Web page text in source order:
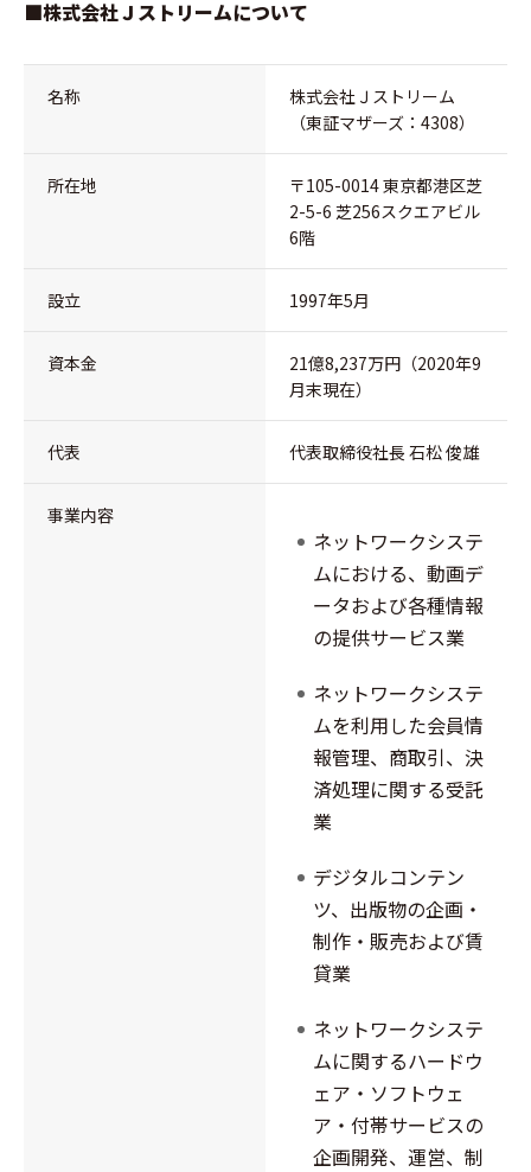
■株式会社Ｊストリームについて
名称
株式会社Ｊストリーム
（東証マザーズ：4308）
所在地
〒105-0014 東京都港区芝
2-5-6 芝256スクエアビル
6階
設立 1997年5月
資本金
21億8,237万円（2020年9
月末現在）
代表 代表取締役社長 石松 俊雄
事業内容
ネットワークシステ
ムにおける、動画デ
ータおよび各種情報
の提供サービス業
ネットワークシステ
ムを利用した会員情
報管理、商取引、決
済処理に関する受託
業
デジタルコンテン
ツ、出版物の企画・
制作・販売および賃
貸業
ネットワークシステ
ムに関するハードウ
ェア・ソフトウェ
ア・付帯サービスの
企画開発、運営、制